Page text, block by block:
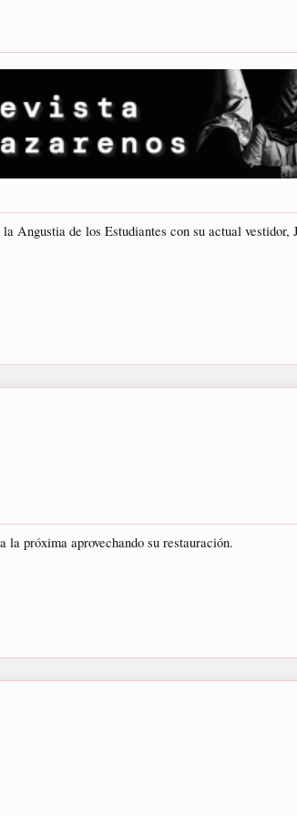
Angustia de los Estudiantes con su actual vestidor,
próxima aprovechando su restauración.